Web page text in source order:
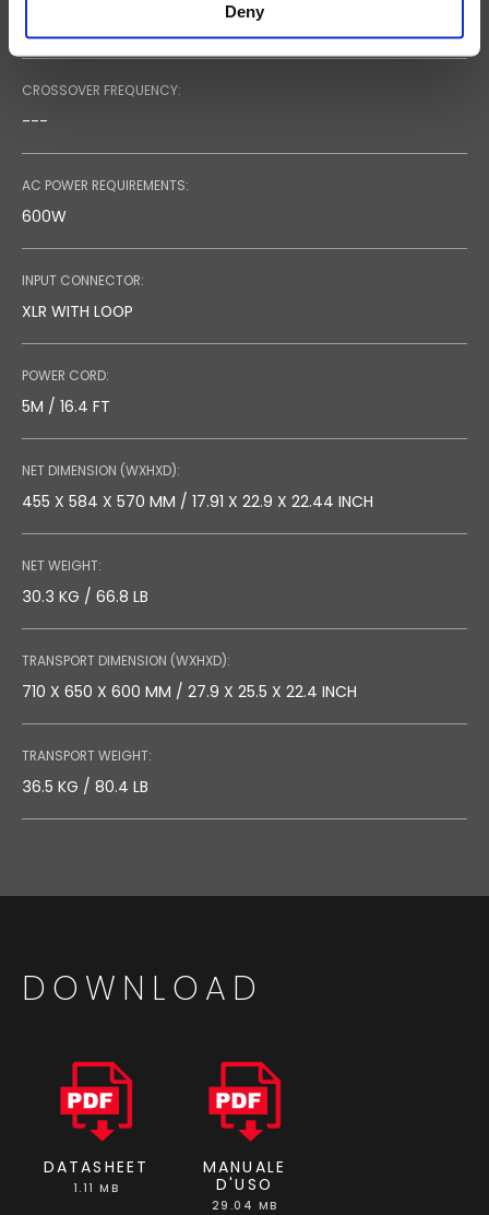
Deny
CROSSOVER FREQUENCY:
---
AC POWER REQUIREMENTS:
600W
INPUT CONNECTOR:
XLR WITH LOOP
POWER CORD:
5M / 16.4 FT
NET DIMENSION (WXHXD):
455 X 584 X 570 MM / 17.91 X 22.9 X 22.44 INCH
NET WEIGHT:
30.3 KG / 66.8 LB
TRANSPORT DIMENSION (WXHXD):
710 X 650 X 600 MM / 27.9 X 25.5 X 22.4 INCH
TRANSPORT WEIGHT:
36.5 KG / 80.4 LB
DOWNLOAD
DATASHEET
1.11 MB
MANUALE
D'USO
29.04 MB